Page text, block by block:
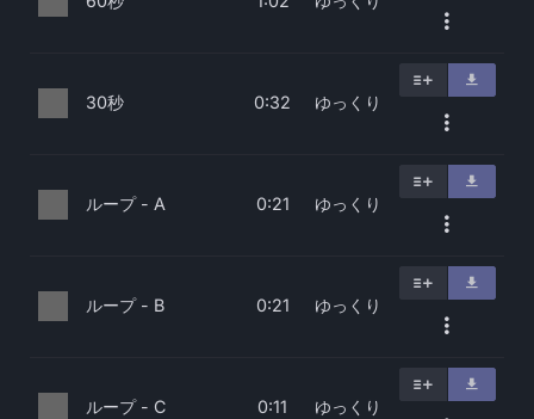
30秒 0:32 ゆっくり
ループ - A 0:21 ゆっくり
ループ - B 0:21 ゆっくり
ループ - C 0:11 ゆっくり